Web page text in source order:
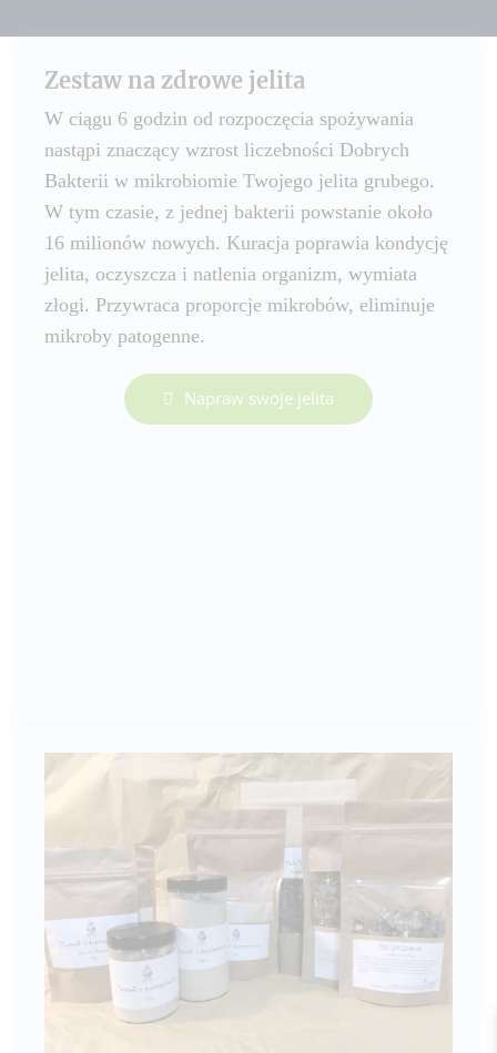
Zestaw na zdrowe jelita
W ciągu 6 godzin od rozpoczęcia spożywania
nastąpi znaczący wzrost liczebności Dobrych
Bakterii w mikrobiomie Twojego jelita grubego.
W tym czasie, z jednej bakterii powstanie około
16 milionów nowych. Kuracja poprawia kondycję
jelita, oczyszcza i natlenia organizm, wymiata
złogi. Przywraca proporcje mikrobów, eliminuje
mikroby patogenne.
Napraw swoje jelita